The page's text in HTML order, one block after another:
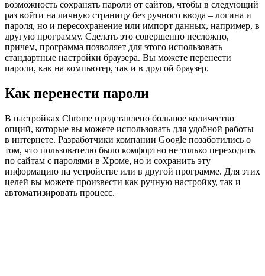
возможность сохранять пароли от сайтов, чтобы в следующий
раз войти на личную страницу без ручного ввода – логина и
пароля, но и пересохранение или импорт данных, например, в
другую программу. Сделать это совершенно несложно,
причем, программа позволяет для этого использовать
стандартные настройки браузера. Вы можете перенести
пароли, как на компьютер, так и в другой браузер.
Как перенести пароли
В настройках Chrome представлено большое количество
опций, которые вы можете использовать для удобной работы
в интернете. Разработчики компании Google позаботились о
том, что пользователю было комфортно не только переходить
по сайтам с паролями в Хроме, но и сохранить эту
информацию на устройстве или в другой программе. Для этих
целей вы можете произвести как ручную настройку, так и
автоматизировать процесс.